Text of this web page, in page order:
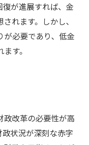
が進展すれば、金
れます。しかし、
が必要であり、低金
す。
政改革の必要性が高
状況が深刻な赤字